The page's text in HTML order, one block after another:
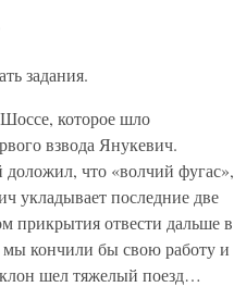
задания.
которое шло
взвода Янукевич.
что «волчий фугас»,
укладывает последние две
прикрытия отвести дальше в
кончили бы свою работу и
шел тяжелый поезд…